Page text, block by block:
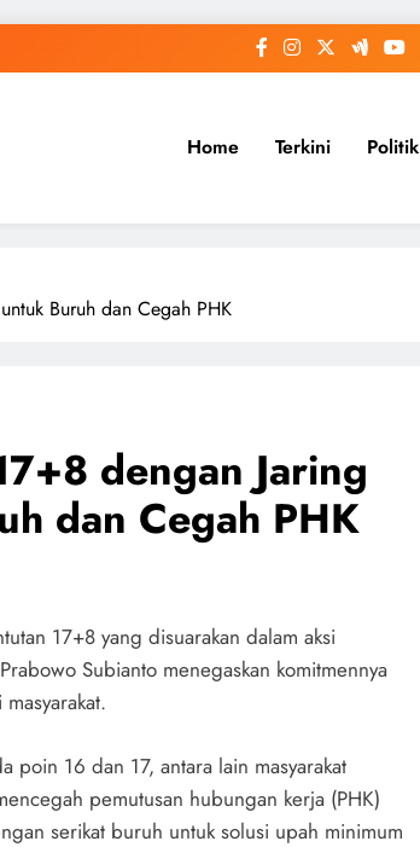
Home Terkini Politik
Buruh dan Cegah PHK
dengan Jaring
dan Cegah PHK
17+8 yang disuarakan dalam aksi
Subianto menegaskan komitmennya
poin 16 dan 17, antara lain masyarakat
pemutusan hubungan kerja (PHK)
serikat buruh untuk solusi upah minimum